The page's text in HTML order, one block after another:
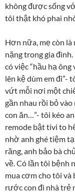
không được sống
tôi thật khó phai
Hơn nữa, mẹ còn
nặng trong gia
có việc “hầu hạ ông
lên kệ dùm em đi”-
vứt mỗi nơi một
gần nhau rồi bỏ vào
con ăn…”- tôi kéo
remode bật tivi to
nhờ anh ghé tiệm
răng, anh bảo bà
về. Có lần tôi bệnh
mua cơm cho tôi và
rước con đi nhà trẻ